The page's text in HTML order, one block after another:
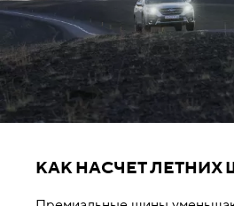
КАК НАСЧЕТ ЛЕТНИХ